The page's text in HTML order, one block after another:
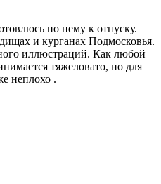
по нему к отпуску.
и курганах Подмосковья.
иллюстраций. Как любой
тяжеловато, но для
неплохо .